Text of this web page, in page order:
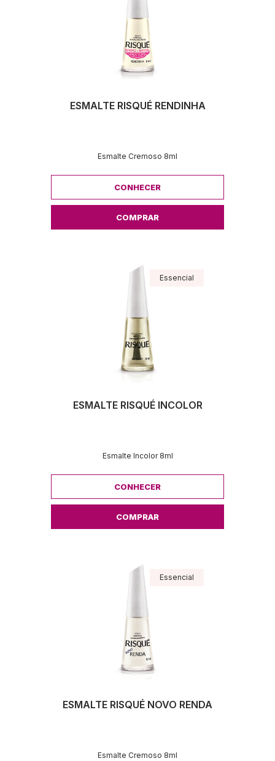
ESMALTE RISQUÉ RENDINHA
Esmalte Cremoso 8ml
CONHECER
COMPRAR
Essencial
ESMALTE RISQUÉ INCOLOR
Esmalte Incolor 8ml
CONHECER
COMPRAR
Essencial
ESMALTE RISQUÉ NOVO RENDA
Esmalte Cremoso 8ml